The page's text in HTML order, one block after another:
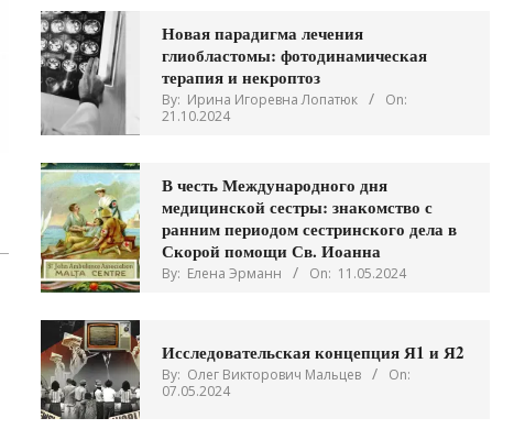
Новая парадигма лечения
глиобластомы: фотодинамическая
терапия и некроптоз
By: Ирина Игоревна Лопатюк
On:
21.10.2024
В честь Международного дня
медицинской сестры: знакомство с
ранним периодом сестринского дела в
Скорой помощи Св. Иоанна
By: Елена Эрманн On: 11.05.2024
Исследовательская концепция Я1 и Я2
By: Олег Викторович Мальцев
On:
07.05.2024